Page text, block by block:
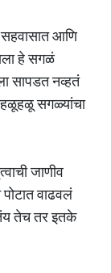
सहवासात आणि
हे सगळं
सापडत नव्हतं
सगळ्यांचा
जाणीव
वाढवलं
तेच तर इतके